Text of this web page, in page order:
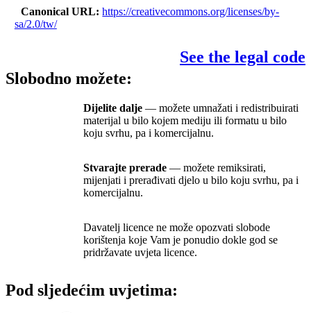
Canonical URL
https://creativecommons.org/licenses/by-
sa/2.0/tw/
See the legal code
Slobodno možete:
Dijelite dalje — možete umnažati i redistribuirati
materijal u bilo kojem mediju ili formatu u bilo
koju svrhu, pa i komercijalnu.
Stvarajte prerade — možete remiksirati,
mijenjati i prerađivati djelo u bilo koju svrhu, pa i
komercijalnu.
Davatelj licence ne može opozvati slobode
korištenja koje Vam je ponudio dokle god se
pridržavate uvjeta licence.
Pod sljedećim uvjetima: